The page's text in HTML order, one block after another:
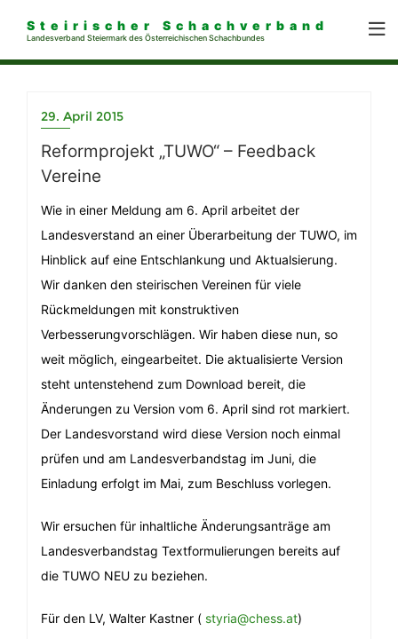
Steirischer Schachverband
Landesverband Steiermark des Österreichischen Schachbundes
29. April 2015
Reformprojekt „TUWO“ – Feedback
Vereine
Wie in einer Meldung am 6. April arbeitet der
Landesverstand an einer Überarbeitung der TUWO, im
Hinblick auf eine Entschlankung und Aktualsierung.
Wir danken den steirischen Vereinen für viele
Rückmeldungen mit konstruktiven
Verbesserungvorschlägen. Wir haben diese nun, so
weit möglich, eingearbeitet. Die aktualisierte Version
steht untenstehend zum Download bereit, die
Änderungen zu Version vom 6. April sind rot markiert.
Der Landesvorstand wird diese Version noch einmal
prüfen und am Landesverbandstag im Juni, die
Einladung erfolgt im Mai, zum Beschluss vorlegen.
Wir ersuchen für inhaltliche Änderungsanträge am
Landesverbandstag Textformulierungen bereits auf
die TUWO NEU zu beziehen.
Für den LV, Walter Kastner ( styria@chess.at)